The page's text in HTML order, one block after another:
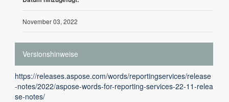
November 03, 2022
Versionshinweise
https://releases.aspose.com/words/reportingservices/release
-notes/2022/aspose-words-for-reporting-services-22-11-relea
se-notes/